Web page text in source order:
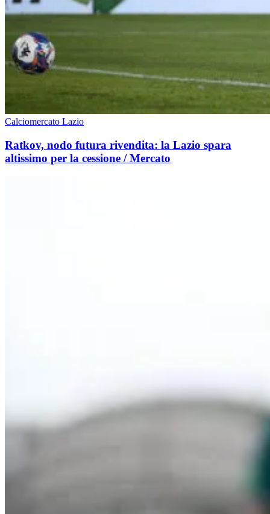
Calciomercato Lazio
Ratkov, nodo futura rivendita: la Lazio spara
altissimo per la cessione / Mercato